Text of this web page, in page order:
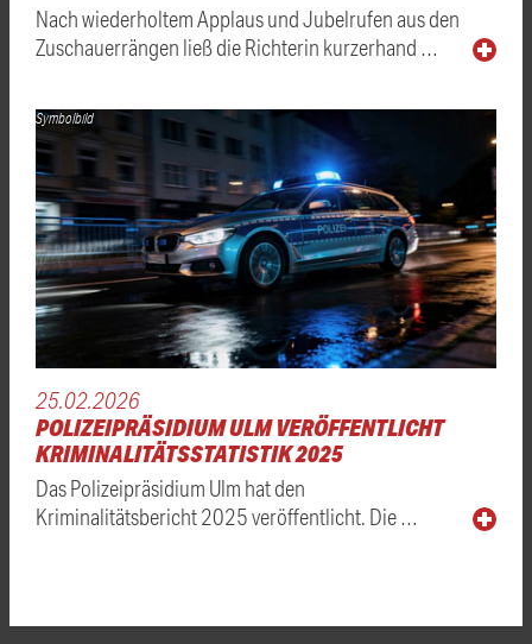
Nach wiederholtem Applaus und Jubelrufen aus den
Zuschauerrängen ließ die Richterin kurzerhand …
Symbolbild
25.02.2026
POLIZEIPRÄSIDIUM ULM VERÖFFENTLICHT
KRIMINALITÄTSSTATISTIK 2025
Das Polizeipräsidium Ulm hat den
Kriminalitätsbericht 2025 veröffentlicht. Die …